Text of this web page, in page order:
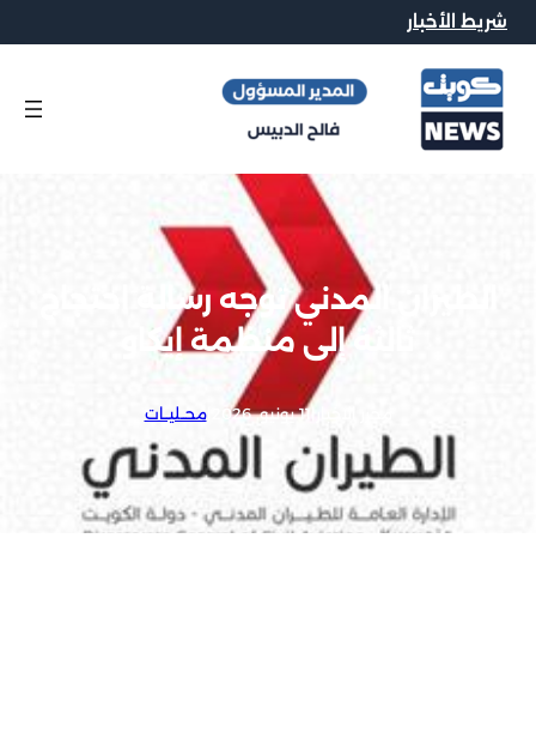
شريط الأخبار
الطيران المدني توجه رسالة احتجاج
ثالثة إلى منظمة إيكاو
11 يونيو, 2026 |محــليــات